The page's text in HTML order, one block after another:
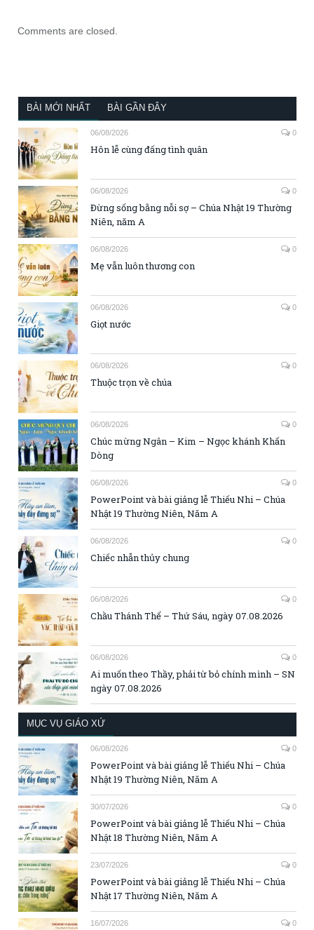
Comments are closed.
BÀI MỚI NHẤT BÀI GẦN ĐÂY
06/08/2026 0
Hôn lễ cùng đấng tình quân
06/08/2026 0
Đừng sống bằng nỗi sợ – Chúa Nhật 19 Thường
Niên, năm A
06/08/2026 0
Mẹ vẫn luôn thương con
06/08/2026 0
Giọt nước
06/08/2026 0
Thuộc trọn về chúa
06/08/2026 0
Chúc mừng Ngân – Kim – Ngọc khánh Khấn
Dòng
06/08/2026 0
PowerPoint và bài giảng lễ Thiếu Nhi – Chúa
Nhật 19 Thường Niên, Năm A
06/08/2026 0
Chiếc nhẫn thủy chung
06/08/2026 0
Chầu Thánh Thể – Thứ Sáu, ngày 07.08.2026
06/08/2026 0
Ai muốn theo Thầy, phải từ bỏ chính mình – SN
ngày 07.08.2026
MỤC VỤ GIÁO XỨ
06/08/2026 0
PowerPoint và bài giảng lễ Thiếu Nhi – Chúa
Nhật 19 Thường Niên, Năm A
30/07/2026 0
PowerPoint và bài giảng lễ Thiếu Nhi – Chúa
Nhật 18 Thường Niên, Năm A
23/07/2026 0
PowerPoint và bài giảng lễ Thiếu Nhi – Chúa
Nhật 17 Thường Niên, Năm A
16/07/2026 0